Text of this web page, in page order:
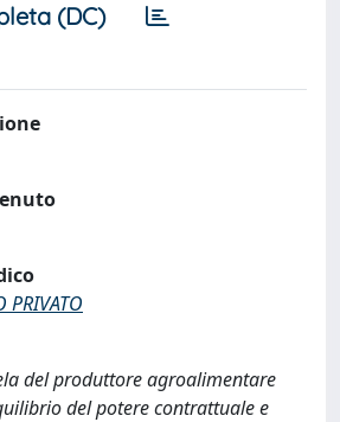
(DC)
PRIVATO
del produttore agroalimentare
del potere contrattuale e